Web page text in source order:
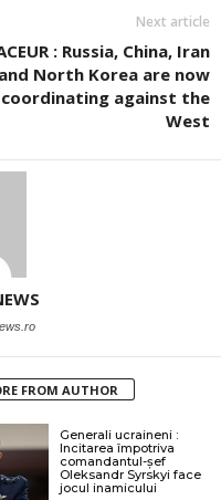
Next article
: Russia, China, Iran
and North Korea are now
coordinating against the
West
FROM AUTHOR
Generali ucraineni :
Incitarea împotriva
comandantul-șef
Oleksandr Syrskyi face
jocul inamicului